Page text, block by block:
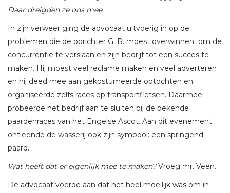
Daar dreigden ze ons mee.
In zijn verweer ging de advocaat uitvoerig in op de
problemen die de oprichter G. R. moest overwinnen om de
concurrentie te verslaan en zijn bedrijf tot een succes te
maken. Hij moest veel reclame maken en veel adverteren
en hij deed mee aan gekostumeerde optochten en
organiseerde zelfs races op transportfietsen. Daarmee
probeerde het bedrijf aan te sluiten bij de bekende
paardenraces van het Engelse Ascot. Aan dit evenement
ontleende de wasserij ook zijn symbool: een springend
paard.
Wat heeft dat er eigenlijk mee te maken?Vroeg mr. Veen.
De advocaat voerde aan dat het heel moeilijk was om in